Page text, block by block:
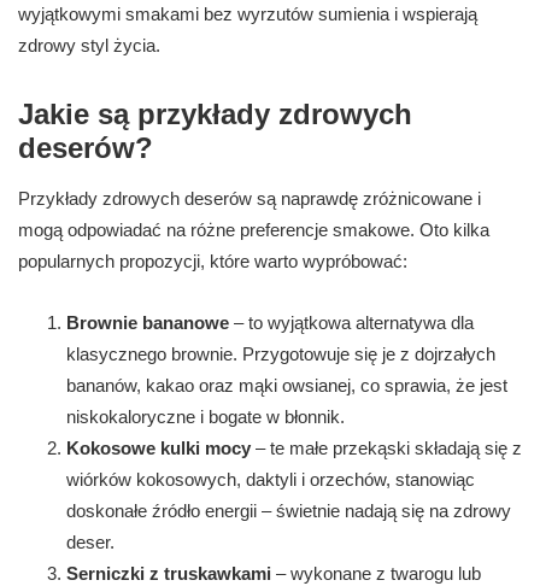
wyjątkowymi smakami bez wyrzutów sumienia i wspierają
zdrowy styl życia.
Jakie są przykłady zdrowych
deserów?
Przykłady zdrowych deserów są naprawdę zróżnicowane i
mogą odpowiadać na różne preferencje smakowe. Oto kilka
popularnych propozycji, które warto wypróbować:
Brownie bananowe – to wyjątkowa alternatywa dla
klasycznego brownie. Przygotowuje się je z dojrzałych
bananów, kakao oraz mąki owsianej, co sprawia, że jest
niskokaloryczne i bogate w błonnik.
Kokosowe kulki mocy – te małe przekąski składają się z
wiórków kokosowych, daktyli i orzechów, stanowiąc
doskonałe źródło energii – świetnie nadają się na zdrowy
deser.
Serniczki z truskawkami – wykonane z twarogu lub